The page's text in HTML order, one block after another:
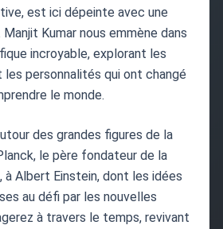
est ici dépeinte avec une
Kumar nous emmène dans
incroyable, explorant les
personnalités qui ont changé
le monde.
des grandes figures de la
le père fondateur de la
à Albert Einstein, dont les idées
au défi par les nouvelles
à travers le temps, revivant